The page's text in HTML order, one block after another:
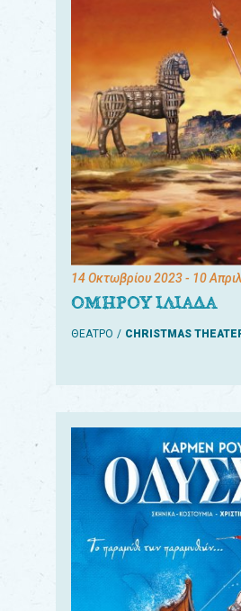
14 Οκτωβρίου 2023- 10
ΟΜΗΡΟΥ ΙΛΙΑΔΑ
ΘΕΑΤΡΟ CHRISTMAS